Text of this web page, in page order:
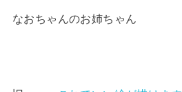
なおちゃんのお姉ちゃん